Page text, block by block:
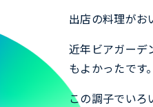
出店の料理がお
近年ビアガーデ
もよかったです。
この調子でい